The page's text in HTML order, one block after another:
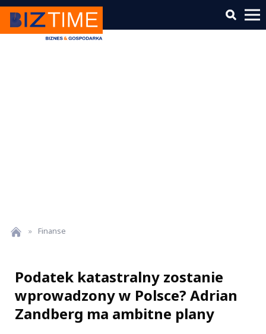
» Finanse
Podatek katastralny zostanie
wprowadzony w Polsce? Adrian
Zandberg ma ambitne plany